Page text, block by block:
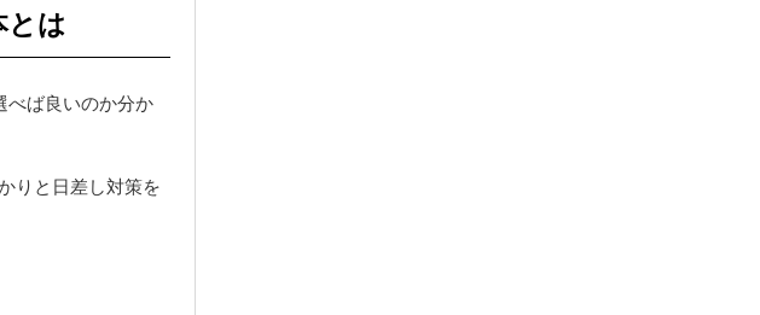
とは
べば良いのか分か
りと日差し対策を